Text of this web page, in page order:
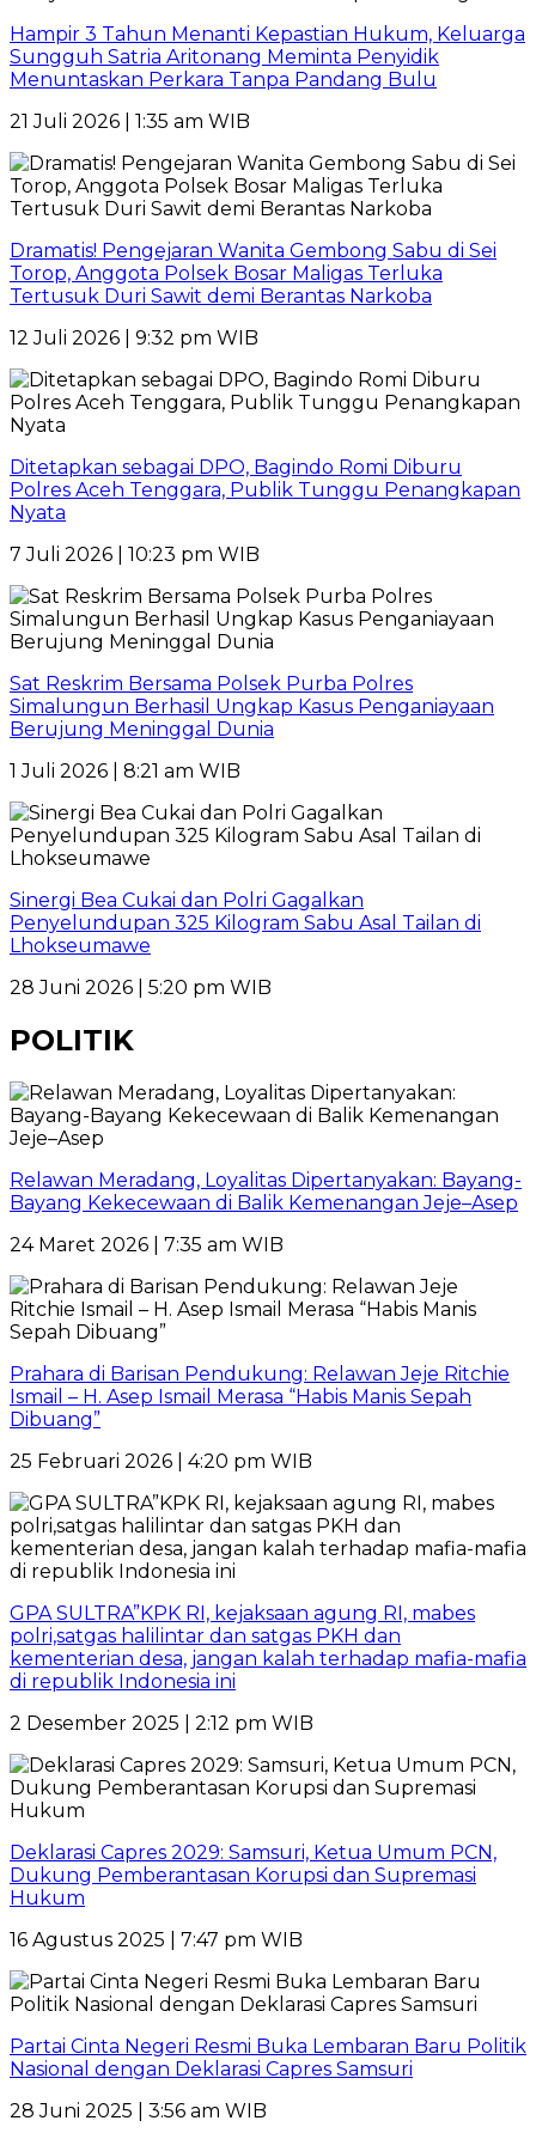
Hampir 3 Tahun Menanti Kepastian Hukum, Keluarga
Sungguh Satria Aritonang Meminta Penyidik
Menuntaskan Perkara Tanpa Pandang Bulu
21 Juli 2026 | 1:35 am WIB
Dramatis! Pengejaran Wanita Gembong Sabu di Sei
Torop, Anggota Polsek Bosar Maligas Terluka
Tertusuk Duri Sawit demi Berantas Narkoba
12 Juli 2026 | 9:32 pm WIB
Ditetapkan sebagai DPO, Bagindo Romi Diburu
Polres Aceh Tenggara, Publik Tunggu Penangkapan
Nyata
7 Juli 2026 | 10:23 pm WIB
Sat Reskrim Bersama Polsek Purba Polres
Simalungun Berhasil Ungkap Kasus Penganiayaan
Berujung Meninggal Dunia
1 Juli 2026 | 8:21 am WIB
Sinergi Bea Cukai dan Polri Gagalkan
Penyelundupan 325 Kilogram Sabu Asal Tailan di
Lhokseumawe
28 Juni 2026 | 5:20 pm WIB
POLITIK
Relawan Meradang, Loyalitas Dipertanyakan: Bayang-
Bayang Kekecewaan di Balik Kemenangan Jeje–Asep
24 Maret 2026 | 7:35 am WIB
Prahara di Barisan Pendukung: Relawan Jeje Ritchie
Ismail – H. Asep Ismail Merasa “Habis Manis Sepah
Dibuang”
25 Februari 2026 | 4:20 pm WIB
GPA SULTRA”KPK RI, kejaksaan agung RI, mabes
polri,satgas halilintar dan satgas PKH dan
kementerian desa, jangan kalah terhadap mafia-mafia
di republik Indonesia ini
2 Desember 2025 | 2:12 pm WIB
Deklarasi Capres 2029: Samsuri, Ketua Umum PCN,
Dukung Pemberantasan Korupsi dan Supremasi
Hukum
16 Agustus 2025 | 7:47 pm WIB
Partai Cinta Negeri Resmi Buka Lembaran Baru Politik
Nasional dengan Deklarasi Capres Samsuri
28 Juni 2025 | 3:56 am WIB